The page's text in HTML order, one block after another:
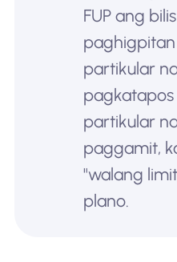
FUP ang
partikular
partikular
paggamit,
"walang
plano.